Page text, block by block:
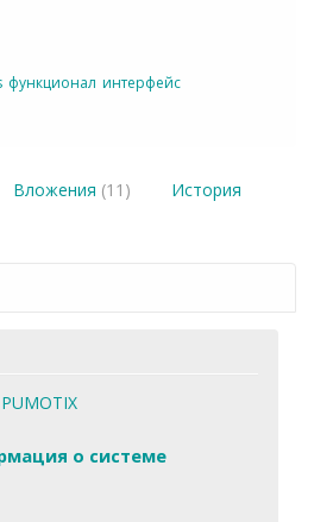
функционал интерфейс
Вложения (11) История
PUMOTIX
о системе